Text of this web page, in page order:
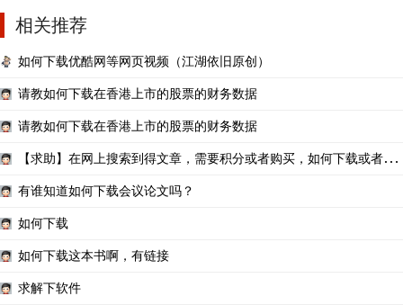
相关推荐
如何下载优酷网等网页视频（江湖依旧原创）
请教如何下载在香港上市的股票的财务数据
请教如何下载在香港上市的股票的财务数据
【求助】在网上搜索到得文章，需要积分或者购买，如何下载或者复
有谁知道如何下载会议论文吗？
如何下载
如何下载这本书啊，有链接
求解下软件